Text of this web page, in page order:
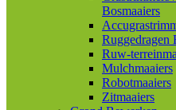
Bosmaaiers
Ruggedragen
Ruw-
Mulchmaaiers
Robotmaaiers
Zitmaaiers